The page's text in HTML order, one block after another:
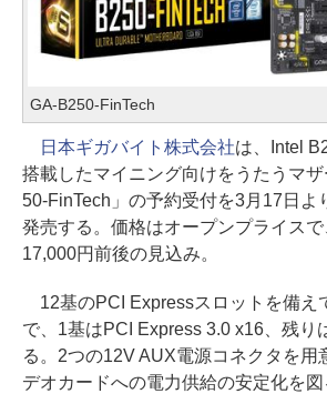
GA-B250-FinTech
日本ギガバイト株式会社は、Intel
搭載したマイニング向けをうたうマ
50-FinTech」の予約受付を3月17日よ
発売する。価格はオープンプライス
17,000円前後の見込み。
12基のPCI Expressスロットを備え
で、1基はPCI Express 3.0 x16、残り
る。2つの12V AUX電源コネクタを用
デオカードへの電力供給の安定化を図